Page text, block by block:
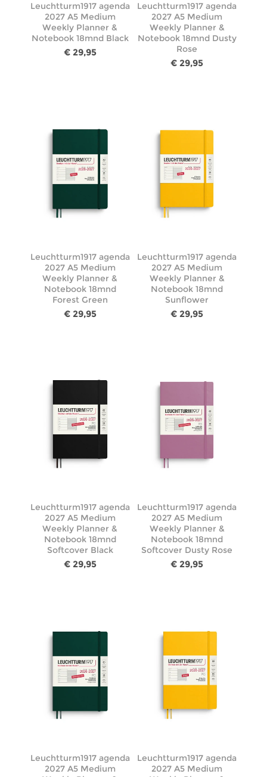
Leuchtturm1917 agenda
2027 A5 Medium
Weekly Planner &
Notebook 18mnd Black
€ 29,95
Leuchtturm1917 agenda
2027 A5 Medium
Weekly Planner &
Notebook 18mnd Dusty
Rose
€ 29,95
Leuchtturm1917 agenda
2027 A5 Medium
Weekly Planner &
Notebook 18mnd
Forest Green
€ 29,95
Leuchtturm1917 agenda
2027 A5 Medium
Weekly Planner &
Notebook 18mnd
Sunflower
€ 29,95
Leuchtturm1917 agenda
2027 A5 Medium
Weekly Planner &
Notebook 18mnd
Softcover Black
€ 29,95
Leuchtturm1917 agenda
2027 A5 Medium
Weekly Planner &
Notebook 18mnd
Softcover Dusty Rose
€ 29,95
Leuchtturm1917 agenda
2027 A5 Medium
Leuchtturm1917 agenda
2027 A5 Medium